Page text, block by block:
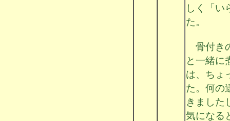
しく「い
た。
骨付き
と一緒に
は、ちょ
た。何の
きました
気になる